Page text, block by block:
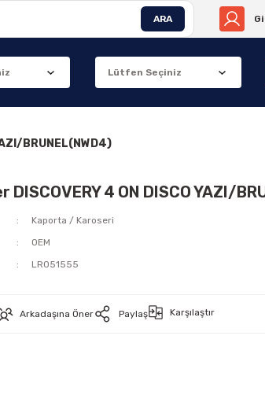
ARA
BRUNEL(NWD4)
DISCOVERY 4 ON DISCO YAZI/
Kaporta / Karoseri
OEM
LR051555
Arkadaşına Öner Paylaş Karşılaştır